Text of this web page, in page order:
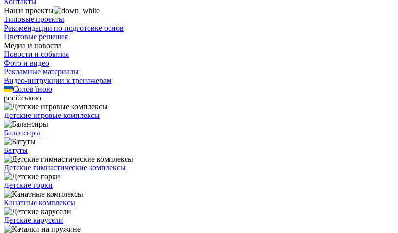
Контакты
Наши проекты
Типовые проекты
Рекомендации по подготовке основ
Цветовые решения
Медиа и новости
Новости и события
Фото и видео
Рекламные материалы
Видео-интрукции к тренажерам
Солов’їною
російською
Детские игровые комплексы
Балансиры
Батуты
Детские гимнастические комплексы
Детские горки
Канатные комплексы
Детские карусели